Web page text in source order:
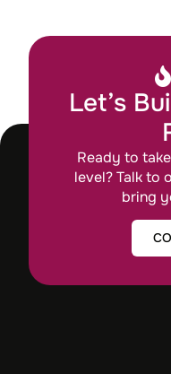
Let’s
Ready to
level? Talk to
bring